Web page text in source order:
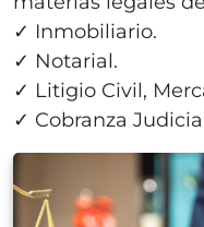
✓ Inmobiliario.
✓ Notarial.
✓ Litigio Civil,
✓ Cobranza